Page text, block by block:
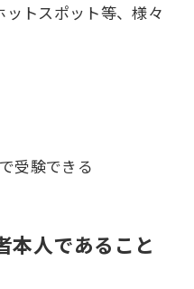
ットスポット等、様々
受験できる
本人であること